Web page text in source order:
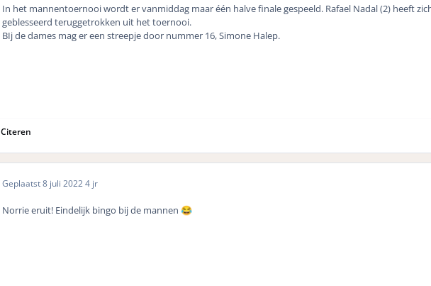
In het mannentoernooi wordt er vanmiddag maar één halve finale gespeeld. Rafael Nadal (2) heeft
geblesseerd teruggetrokken uit het toernooi.
BIj de dames mag er een streepje door nummer 16, Simone Halep.
Citeren
Geplaatst8 juli 20224 jr
Norrie eruit! Eindelijk bingo bij de mannen 😂